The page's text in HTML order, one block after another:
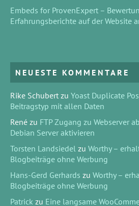
Embeds for ProvenExpert –
Erfahrungsberichte auf der Website
NEUESTE KOMMENTARE
Rike Schubert zu Yoast Duplicate
Beitragstyp mit allen Daten
René zu FTP Zugang zu Webserver
Debian Server aktivieren
Torsten Landsiedel zu Worthy –
Blogbeiträge ohne Werbung
Hans-Gerd Gerhards zu Worthy –
Blogbeiträge ohne Werbung
Patrick zu Eine langsame